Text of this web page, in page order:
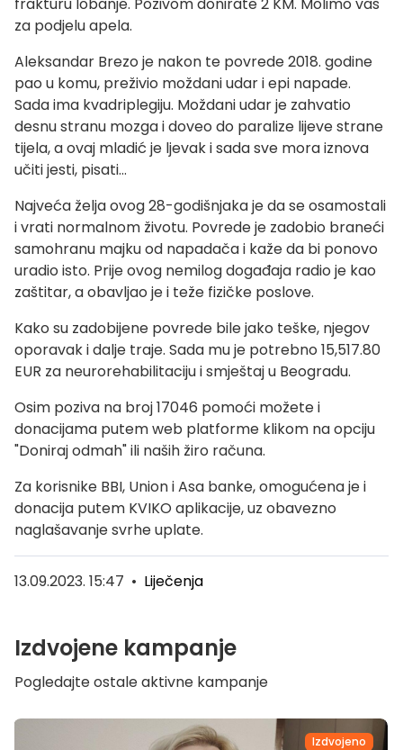
za podjelu apela.
Aleksandar Brezo je nakon te povrede 2018. godine
pao u komu, preživio moždani udar i epi napade.
Sada ima kvadriplegiju. Moždani udar je zahvatio
desnu stranu mozga i doveo do paralize lijeve strane
tijela, a ovaj mladić je ljevak i sada sve mora iznova
učiti jesti, pisati…
Najveća želja ovog 28-godišnjaka je da se osamostali
i vrati normalnom životu. Povrede je zadobio braneći
samohranu majku od napadača i kaže da bi ponovo
uradio isto. Prije ovog nemilog događaja radio je kao
zaštitar, a obavljao je i teže fizičke poslove.
Kako su zadobijene povrede bile jako teške, njegov
oporavak i dalje traje. Sada mu je potrebno 15,517.80
EUR za neurorehabilitaciju i smještaj u Beogradu.
Osim poziva na broj 17046 pomoći možete i
donacijama putem web platforme klikom na opciju
"Doniraj odmah" ili naših žiro računa.
Za korisnike BBI, Union i Asa banke, omogućena je i
donacija putem KVIKO aplikacije, uz obavezno
naglašavanje svrhe uplate.
13.09.2023. 15:47 • Liječenja
Izdvojene kampanje
Pogledajte ostale aktivne kampanje
Izdvojeno